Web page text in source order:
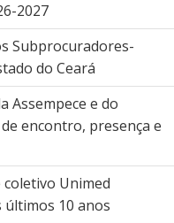
2027
Subprocuradores-
do Ceará
Assempece e do
encontro, presença e
Unimed
últimos 10 anos